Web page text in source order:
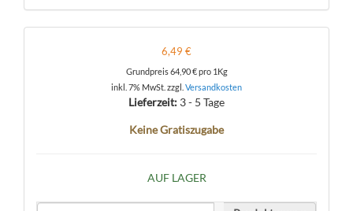
6,49 €
Grundpreis64,90 €pro 1Kg
inkl. 7% MwSt. zzgl. Versandkosten
Lieferzeit: 3 - 5 Tage
Keine Gratiszugabe
AUF LAGER